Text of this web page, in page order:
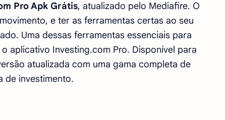
Pro Apk Grátis, atualizado pelo Mediafire. O
e ter as ferramentas certas ao seu
Uma dessas ferramentas essenciais para
aplicativo Investing.com Pro. Disponível para
atualizada com uma gama completa de
de investimento.